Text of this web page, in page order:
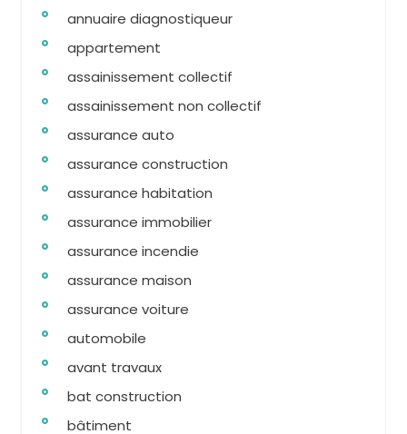
annuaire diagnostiqueur
appartement
assainissement collectif
assainissement non collectif
assurance auto
assurance construction
assurance habitation
assurance immobilier
assurance incendie
assurance maison
assurance voiture
automobile
avant travaux
bat construction
bâtiment